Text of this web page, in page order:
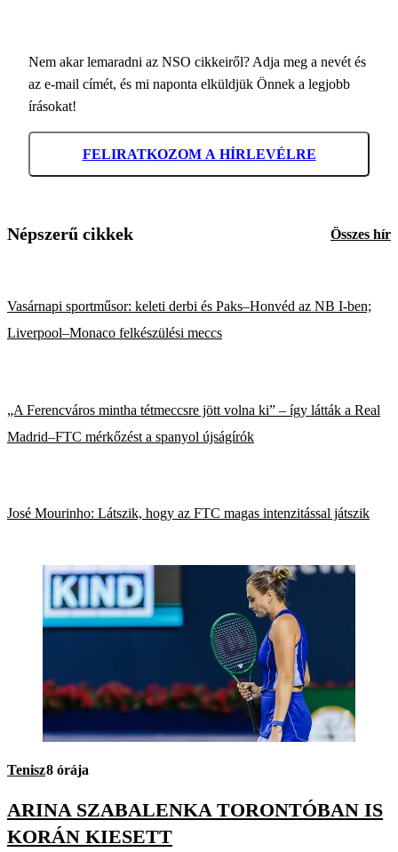
Nem akar lemaradni az NSO cikkeiről? Adja meg a nevét és
az e-mail címét, és mi naponta elküldjük Önnek a legjobb
írásokat!
FELIRATKOZOM A HÍRLEVÉLRE
Népszerű cikkek Összes hír
Vasárnapi sportműsor: keleti derbi és Paks–Honvéd az NB I-ben;
Liverpool–Monaco felkészülési meccs
„A Ferencváros mintha tétmeccsre jött volna ki” – így látták a Real
Madrid–FTC mérkőzést a spanyol újságírók
José Mourinho: Látszik, hogy az FTC magas intenzitással játszik
Tenisz8 órája
ARINA SZABALENKA TORONTÓBAN IS
KORÁN KIESETT